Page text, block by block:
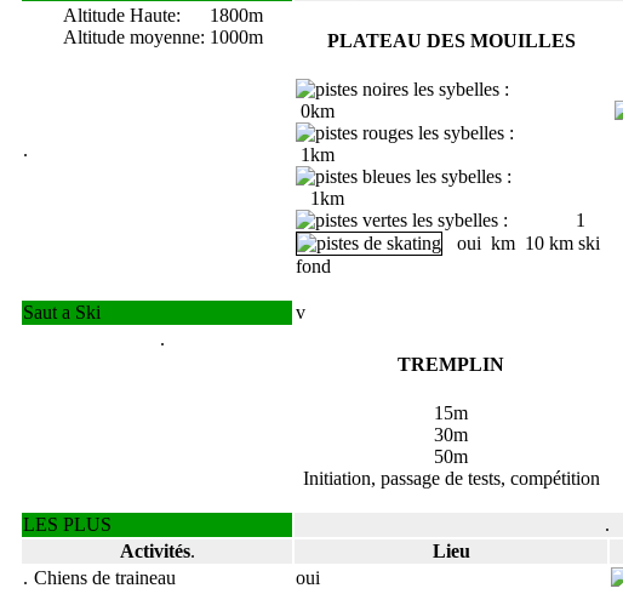
.
Altitude Haute: 1800m
Altitude moyenne: 1000m
PLATEAU DES MOUILLES
:
0km
:
1km
:
1km
: 1
oui km 10 km ski
fond
Saut a Ski
v
.
TREMPLIN
15m
30m
50m
Initiation, passage de tests, compétition
LES PLUS
.
Activités. Lieu
. Chiens de traineau oui